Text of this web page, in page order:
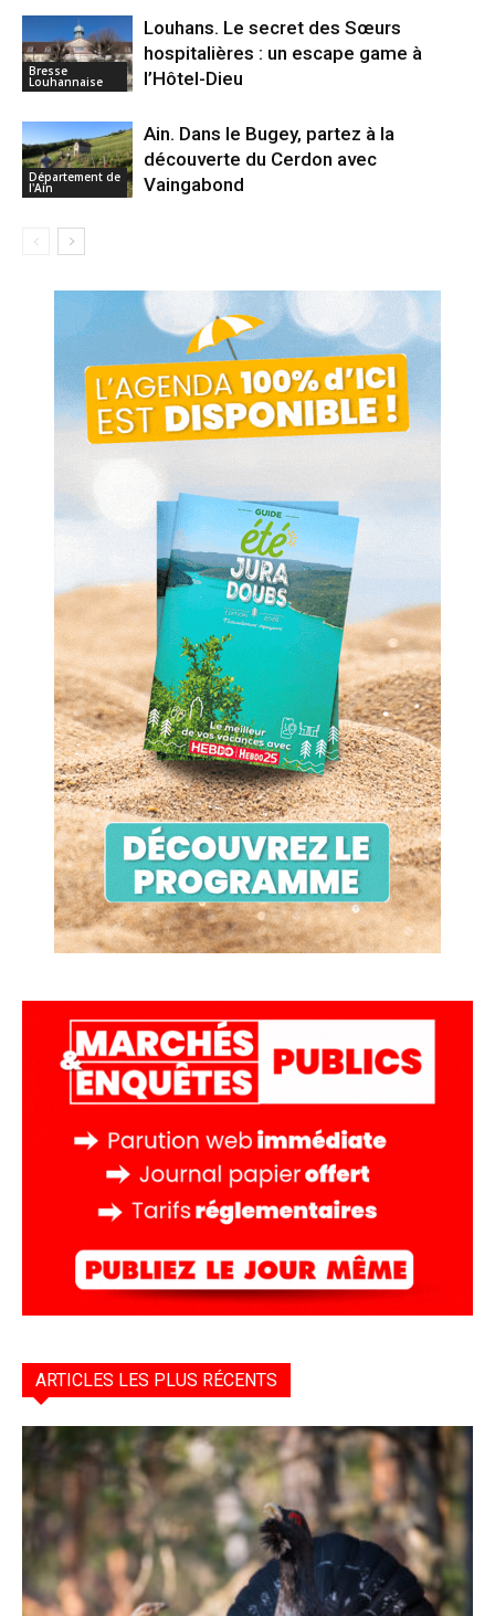
Bresse
Louhannaise
Louhans. Le secret des Sœurs
hospitalières : un escape game à
l’Hôtel-Dieu
Département de
l'Ain
Ain. Dans le Bugey, partez à la
découverte du Cerdon avec
Vaingabond
ARTICLES LES PLUS RÉCENTS